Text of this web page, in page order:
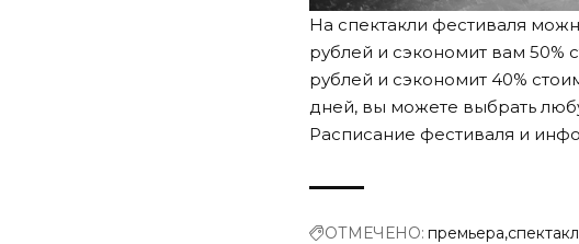
На спектакли фестиваля
рублей и сэкономит вам 50%
рублей и сэкономит 40%
дней, вы можете выбрать
Расписание фестиваля и
ОТМЕЧЕНО: премьера